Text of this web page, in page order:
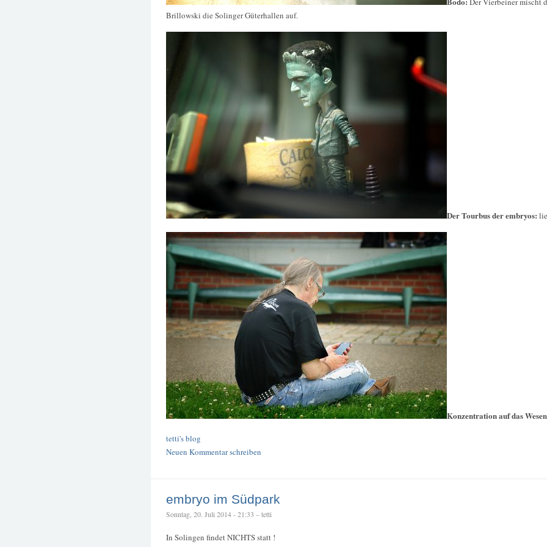
Brillowski die Solinger Güterhallen auf.
Der Tourbus der embryos:
Konzentration auf das
tetti's blog
Neuen Kommentar schreiben
embryo im Südpark
Sonntag, 20. Juli 2014 - 21:33 – tetti
In Solingen findet NICHTS statt !